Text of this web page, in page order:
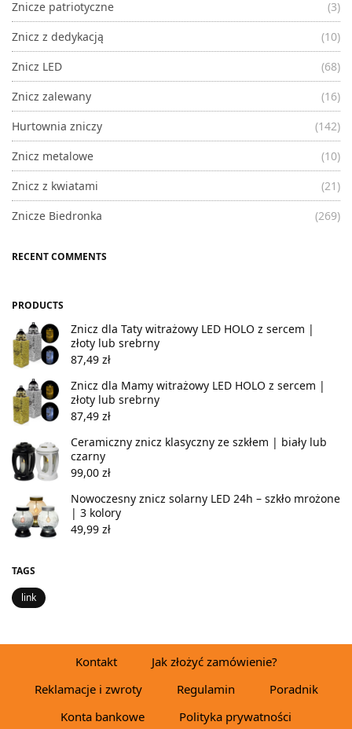
Znicze patriotyczne
(3)
Znicz z dedykacją
(10)
Znicz LED
(68)
Znicz zalewany
(16)
Hurtownia zniczy
(142)
Znicz metalowe
(10)
Znicz z kwiatami
(21)
Znicze Biedronka
(269)
RECENT COMMENTS
PRODUCTS
Znicz dla Taty witrażowy LED HOLO z sercem |
złoty lub srebrny
87,49 zł
Znicz dla Mamy witrażowy LED HOLO z sercem |
złoty lub srebrny
87,49 zł
Ceramiczny znicz klasyczny ze szkłem | biały lub
czarny
99,00 zł
Nowoczesny znicz solarny LED 24h – szkło mrożone
| 3 kolory
49,99 zł
TAGS
link
Kontakt
Jak złożyć zamówienie?
Reklamacje i zwroty
Regulamin
Poradnik
Konta bankowe
Polityka prywatności